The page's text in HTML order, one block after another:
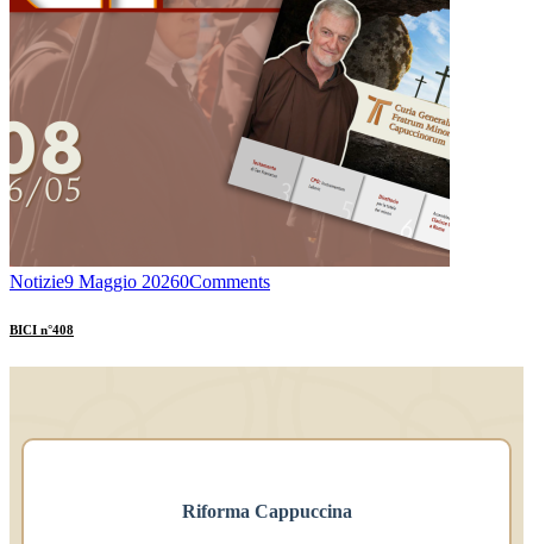
Notizie9 Maggio 20260Comments
BICI n°408
Riforma Cappuccina